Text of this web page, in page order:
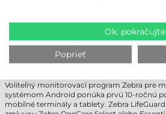
sa o tom porozprávajte s našimi kolegami!
ZEBRA LIFEGUARD
Pre aktualizácie a bezpečnostné záplaty
Voliteľný monitorovací program Zebra pre
systémom Android ponúka prvú 10-ročnú
mobilné terminály a tablety. Zebra
Ok, pokračujte
Poprieť